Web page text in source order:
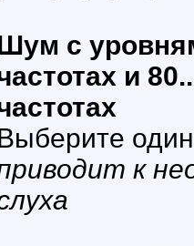
с
и
к